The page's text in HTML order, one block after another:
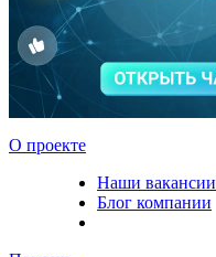
О проекте
Наши вакансии
Блог компании